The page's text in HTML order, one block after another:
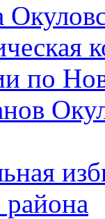
по
района